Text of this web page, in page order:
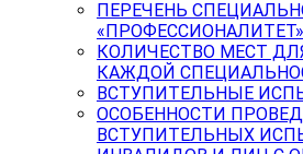
ПЕРЕЧЕНЬ
«ПРОФЕССИОНАЛИТЕТ»
КОЛИЧЕСТВО МЕСТ
КАЖДОЙ
ВСТУПИТЕЛЬНЫЕ
ОСОБЕННОСТИ
ВСТУПИТЕЛЬНЫХ